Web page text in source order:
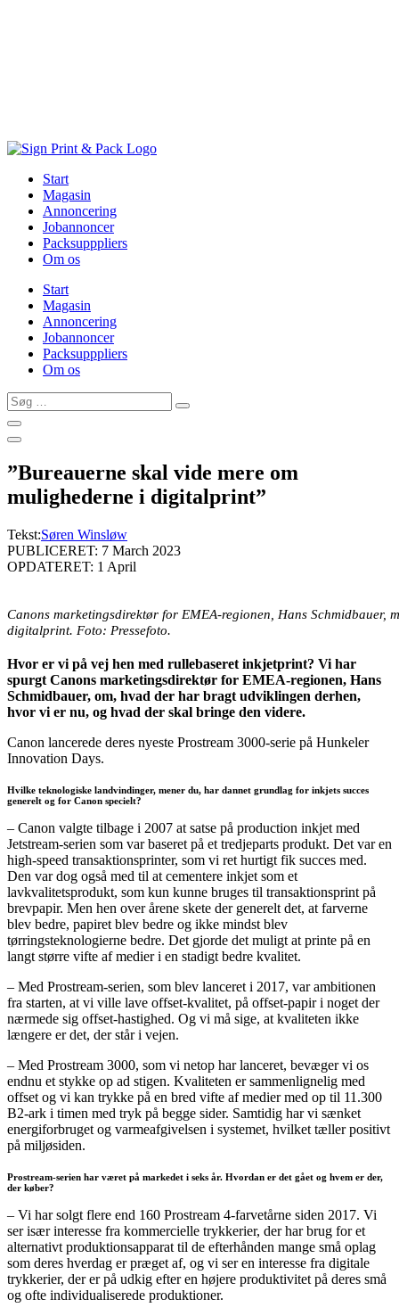
Start
Magasin
Annoncering
Jobannoncer
Packsupppliers
Om os
Start
Magasin
Annoncering
Jobannoncer
Packsupppliers
Om os
Søg
…
”Bureauerne skal vide mere om
mulighederne i digitalprint”
Tekst:Søren Winsløw
PUBLICERET: 7 March 2023
OPDATERET: 1 April
Canons marketingsdirektør for EMEA-regionen, Hans
digitalprint. Foto: Pressefoto.
Hvor er vi på vej hen med rullebaseret inkjetprint? Vi har
spurgt Canons marketingsdirektør for EMEA-regionen, Hans
Schmidbauer, om, hvad der har bragt udviklingen derhen,
hvor vi er nu, og hvad der skal bringe den videre.
Canon lancerede deres nyeste Prostream 3000-serie på Hunkeler
Innovation Days.
Hvilke teknologiske landvindinger, mener du, har dannet grundlag for inkjets succes
generelt og for Canon specielt?
– Canon valgte tilbage i 2007 at satse på production inkjet med
Jetstream-serien som var baseret på et tredjeparts produkt. Det var en
high-speed transaktionsprinter, som vi ret hurtigt fik succes med.
Den var dog også med til at cementere inkjet som et
lavkvalitetsprodukt, som kun kunne bruges til transaktionsprint på
brevpapir. Men hen over årene skete der generelt det, at farverne
blev bedre, papiret blev bedre og ikke mindst blev
tørringsteknologierne bedre. Det gjorde det muligt at printe på en
langt større vifte af medier i en stadigt bedre kvalitet.
– Med Prostream-serien, som blev lanceret i 2017, var ambitionen
fra starten, at vi ville lave offset-kvalitet, på offset-papir i noget der
nærmede sig offset-hastighed. Og vi må sige, at kvaliteten ikke
længere er det, der står i vejen.
– Med Prostream 3000, som vi netop har lanceret, bevæger vi os
endnu et stykke op ad stigen. Kvaliteten er sammenlignelig med
offset og vi kan trykke på en bred vifte af medier med op til 11.300
B2-ark i timen med tryk på begge sider. Samtidig har vi sænket
energiforbruget og varmeafgivelsen i systemet, hvilket tæller positivt
på miljøsiden.
Prostream-serien har været på markedet i seks år. Hvordan er det gået og hvem er der,
der køber?
– Vi har solgt flere end 160 Prostream 4-farvetårne siden 2017. Vi
ser især interesse fra kommercielle trykkerier, der har brug for et
alternativt produktionsapparat til de efterhånden mange små oplag
som deres hverdag er præget af, og vi ser en interesse fra digitale
trykkerier, der er på udkig efter en højere produktivitet på deres små
og ofte individualiserede produktioner.